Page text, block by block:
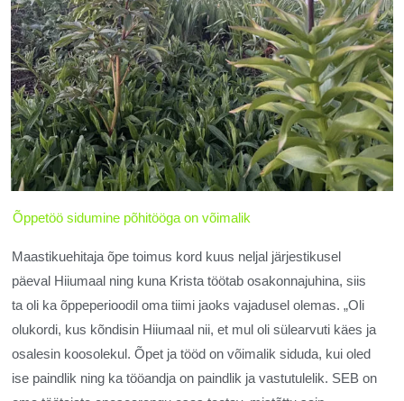
Õppetöö sidumine põhitööga on võimalik ​​
Maastikuehitaja õpe toimus kord kuus neljal järjestikusel
päeval Hiiumaal ning kuna Krista töötab osakonnajuhina, siis
ta oli ka õppeperioodil oma tiimi jaoks vajadusel olemas. „Oli
olukordi, kus kõndisin Hiiumaal nii, et mul oli sülearvuti käes ja
osalesin koosolekul. Õpet ja tööd on võimalik siduda, kui oled
ise paindlik ning ka tööandja on paindlik ja vastutulelik. SEB on